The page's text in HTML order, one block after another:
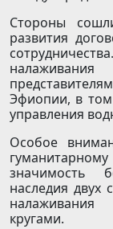
Стороны
развития
Эфиопии, в том
управления
Особое
значимость
наследия двух
кругами.